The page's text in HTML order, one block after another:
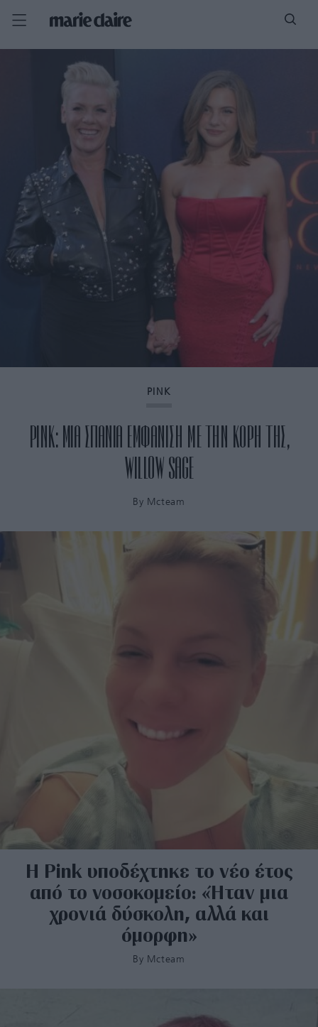
PINK
PINK: ΜΙΑ ΣΠΑΝΙΑ ΕΜΦΑΝΙΣΗ ΜΕ ΤΗΝ ΚΟΡΗ ΤΗΣ,
WILLOW SAGE
By Mcteam
Η Pink υποδέχτηκε το νέο έτος
από το νοσοκομείο: «Ήταν μια
χρονιά δύσκολη, αλλά και
όμορφη»
By Mcteam